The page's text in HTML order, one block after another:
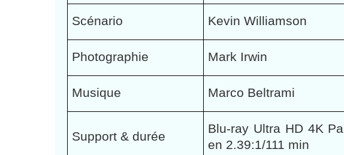
Scénario Kevin Williamson
Photographie Mark Irwin
Musique Marco Beltrami
Support & durée
Blu-ray Ultra HD 4K
en 2.39:1/111 min